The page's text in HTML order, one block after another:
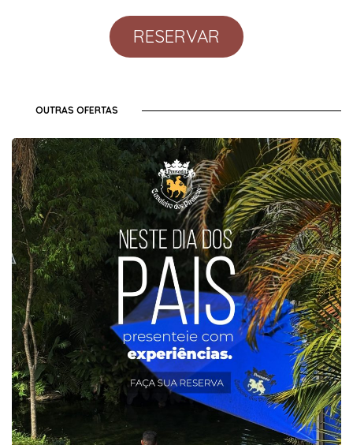
RESERVAR
OUTRAS OFERTAS